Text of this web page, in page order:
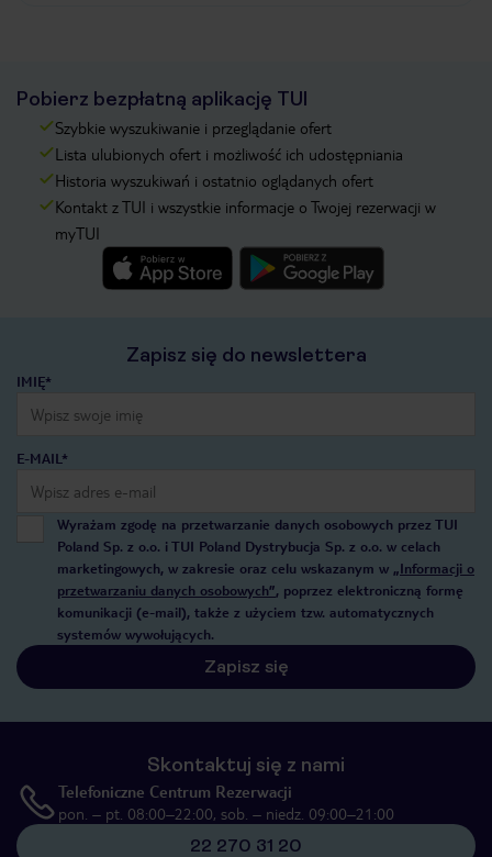
Pobierz bezpłatną aplikację TUI
Szybkie wyszukiwanie i przeglądanie ofert
Lista ulubionych ofert i możliwość ich udostępniania
Historia wyszukiwań i ostatnio oglądanych ofert
Kontakt z TUI i wszystkie informacje o Twojej rezerwacji w
myTUI
Zapisz się do newslettera
IMIĘ*
E-MAIL*
Wyrażam zgodę na przetwarzanie danych osobowych przez TUI
Poland Sp. z o.o. i TUI Poland Dystrybucja Sp. z o.o. w celach
marketingowych, w zakresie oraz celu wskazanym w „Informacji o
przetwarzaniu danych osobowych”, poprzez elektroniczną formę
komunikacji (e-mail), także z użyciem tzw. automatycznych
systemów wywołujących.
Zapisz się
Skontaktuj się z nami
Telefoniczne Centrum Rezerwacji
pon. – pt. 08:00–22:00, sob. – niedz. 09:00–21:00
22 270 31 20